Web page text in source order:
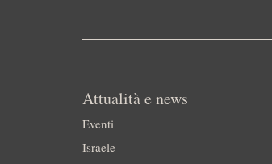
Attualità e news
Eventi
Israele